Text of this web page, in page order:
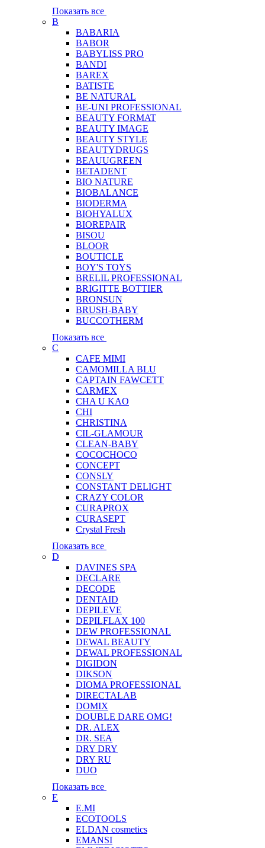
Показать все
B
BABARIA
BABOR
BABYLISS PRO
BANDI
BAREX
BATISTE
BE NATURAL
BE-UNI PROFESSIONAL
BEAUTY FORMAT
BEAUTY IMAGE
BEAUTY STYLE
BEAUTYDRUGS
BEAUUGREEN
BETADENT
BIO NATURE
BIOBALANCE
BIODERMA
BIOHYALUX
BIOREPAIR
BISOU
BLOOR
BOUTICLE
BOY'S TOYS
BRELIL PROFESSIONAL
BRIGITTE BOTTIER
BRONSUN
BRUSH-BABY
BUCCOTHERM
Показать все
C
CAFE MIMI
CAMOMILLA BLU
CAPTAIN FAWCETT
CARMEX
CHA U KAO
CHI
CHRISTINA
CIL-GLAMOUR
CLEAN-BABY
COCOCHOCO
CONCEPT
CONSLY
CONSTANT DELIGHT
CRAZY COLOR
CURAPROX
CURASEPT
Crystal Fresh
Показать все
D
DAVINES SPA
DECLARE
DECODE
DENTAID
DEPILEVE
DEPILFLAX 100
DEW PROFESSIONAL
DEWAL BEAUTY
DEWAL PROFESSIONAL
DIGIDON
DIKSON
DIOMA PROFESSIONAL
DIRECTALAB
DOMIX
DOUBLE DARE OMG!
DR. ALEX
DR. SEA
DRY DRY
DRY RU
DUO
Показать все
E
E.MI
ECOTOOLS
ELDAN cosmetics
EMANSI